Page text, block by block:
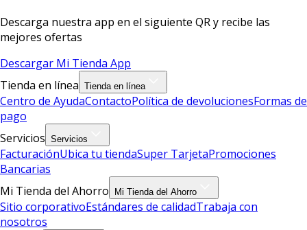
Descarga nuestra app en el siguiente QR y recibe las
mejores ofertas
Descargar Mi Tienda App
Tienda en línea Tienda en línea
Centro de AyudaContactoPolítica de devolucionesFormas de
pago
Servicios Servicios
FacturaciónUbica tu tiendaSuper TarjetaPromociones
Bancarias
Mi Tienda del Ahorro
Mi Tienda del Ahorro
Sitio corporativoEstándares de calidadTrabaja con
nosotros